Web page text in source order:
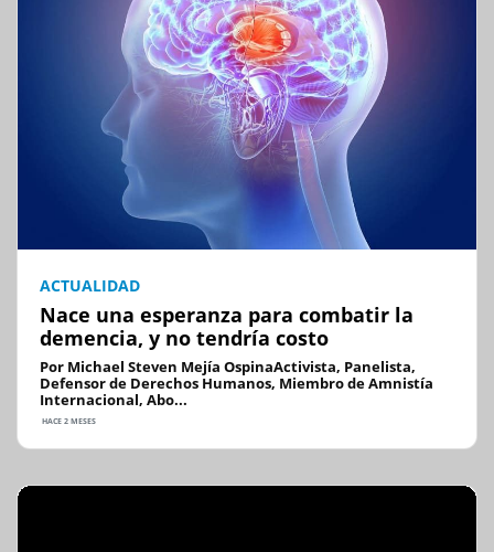
ACTUALIDAD
Nace una esperanza para combatir la
demencia, y no tendría costo
Por Michael Steven Mejía OspinaActivista, Panelista,
Defensor de Derechos Humanos, Miembro de Amnistía
Internacional, Abo...
HACE 2 MESES